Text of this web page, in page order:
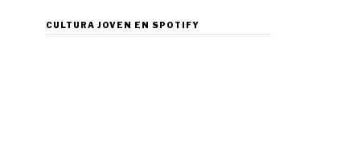
CULTURA JOVEN EN SPOTIFY